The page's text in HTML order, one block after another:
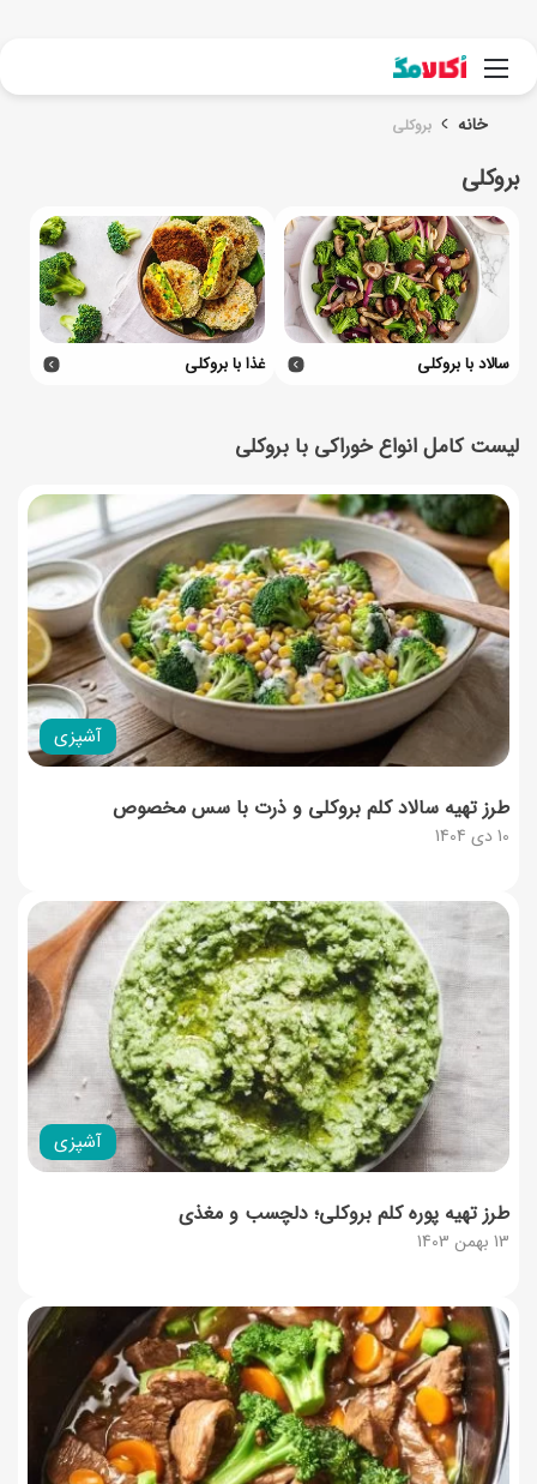
منو
خانه بروکلی
بروکلی
سالاد با بروکلی غذا با بروکلی
لیست کامل انواع خوراکی با بروکلی
آشپزی
10 دی 1404
طرز تهیه سالاد کلم بروکلی و ذرت با سس مخصوص
آشپزی
13 بهمن 1403
طرز تهیه پوره کلم‌ بروکلی؛ دلچسب و مغذی